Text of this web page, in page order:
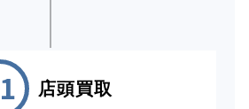
店頭買取